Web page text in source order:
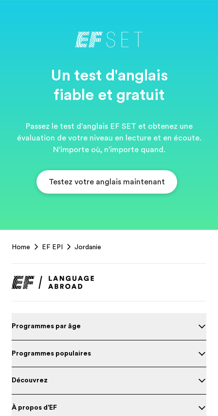
Un test d'anglais
fiable et gratuit
Passez le test d'anglais EF SET et obtenez une
évaluation de votre niveau en lecture et en écoute.
N'importe où, n'importe quand.
Testez votre anglais maintenant
Footer
Home EF EPI Jordanie
Programmes par âge
Programmes populaires
Découvrez
À propos d'EF